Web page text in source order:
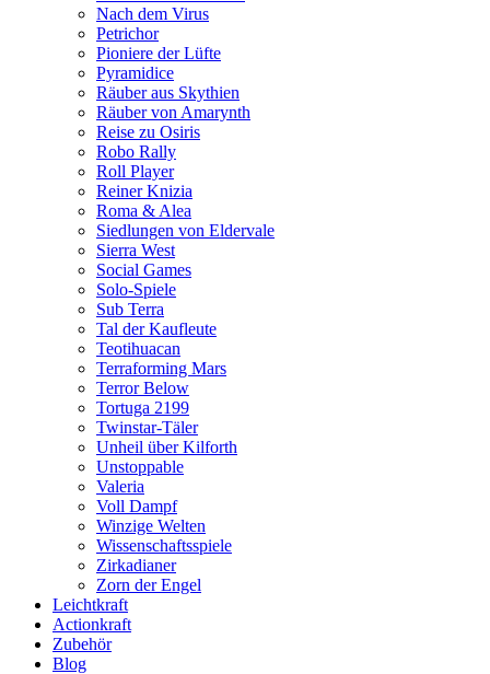
Nach dem Virus
Petrichor
Pioniere der Lüfte
Pyramidice
Räuber aus Skythien
Räuber von Amarynth
Reise zu Osiris
Robo Rally
Roll Player
Reiner Knizia
Roma & Alea
Siedlungen von Eldervale
Sierra West
Social Games
Solo-Spiele
Sub Terra
Tal der Kaufleute
Teotihuacan
Terraforming Mars
Terror Below
Tortuga 2199
Twinstar-Täler
Unheil über Kilforth
Unstoppable
Valeria
Voll Dampf
Winzige Welten
Wissenschaftsspiele
Zirkadianer
Zorn der Engel
Leichtkraft
Actionkraft
Zubehör
Blog